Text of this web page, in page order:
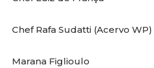
Chef Rafa Sudatti (Acervo WP)
Marana Figlioulo